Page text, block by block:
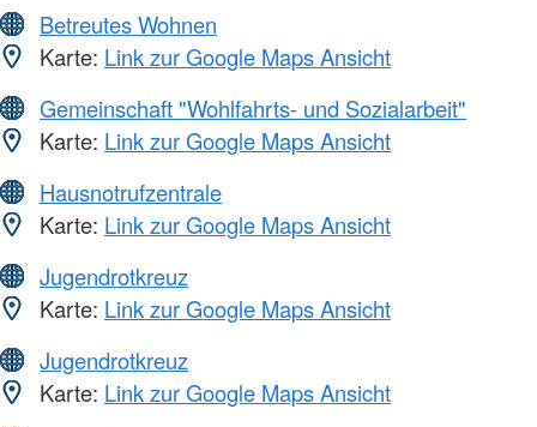
Betreutes Wohnen
Karte: Link zur Google Maps Ansicht
Gemeinschaft "Wohlfahrts- und Sozialarbeit"
Karte: Link zur Google Maps Ansicht
Hausnotrufzentrale
Karte: Link zur Google Maps Ansicht
Jugendrotkreuz
Karte: Link zur Google Maps Ansicht
Jugendrotkreuz
Karte: Link zur Google Maps Ansicht